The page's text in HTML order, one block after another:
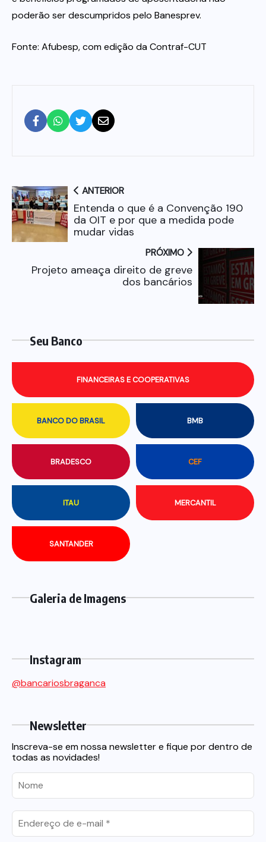
poderão ser descumpridos pelo Banesprev.
Fonte: Afubesp, com edição da Contraf-CUT
ANTERIOR
Entenda o que é a Convenção 190
da OIT e por que a medida pode
mudar vidas
PRÓXIMO
Projeto ameaça direito de greve
dos bancários
Seu Banco
BANCO DO BRASIL BMB
BRADESCO CEF
FINANCEIRAS E COOPERATIVAS
ITAU MERCANTIL
SANTANDER
Galeria de Imagens
Instagram
@bancariosbraganca
Newsletter
Inscreva-se em nossa newsletter e fique por dentro de
todas as novidades!